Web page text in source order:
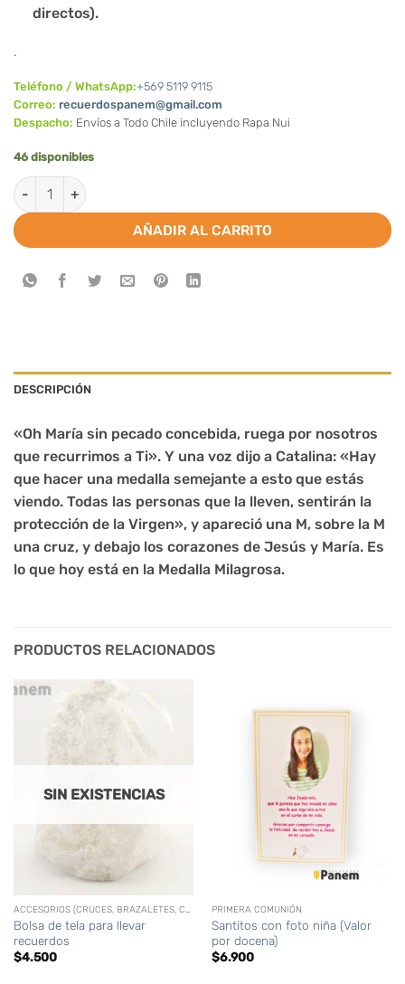
directos).
.
Teléfono / WhatsApp:+569 5119 9115
Correo: recuerdospanem@gmail.com
Despacho: Envíos a Todo Chile incluyendo Rapa Nui
46 disponibles
Medalla Milagrosa / Virgen de los Rayos cantidad
AÑADIR AL CARRITO
DESCRIPCIÓN
«Oh María sin pecado concebida, ruega por nosotros
que recurrimos a Ti». Y una voz dijo a Catalina: «Hay
que hacer una medalla semejante a esto que estás
viendo. Todas las personas que la lleven, sentirán la
protección de la Virgen», y apareció una M, sobre la M
una cruz, y debajo los corazones de Jesús y María. Es
lo que hoy está en la Medalla Milagrosa.
PRODUCTOS RELACIONADOS
SIN EXISTENCIAS
ACCESORIOS (CRUCES, BRAZALETES, CORONAS,CIRIOS PERSONALIZADOS, ETC)
Bolsa de tela para llevar
recuerdos
$4.500
PRIMERA COMUNIÓN
Santitos con foto niña (Valor
por docena)
$6.900